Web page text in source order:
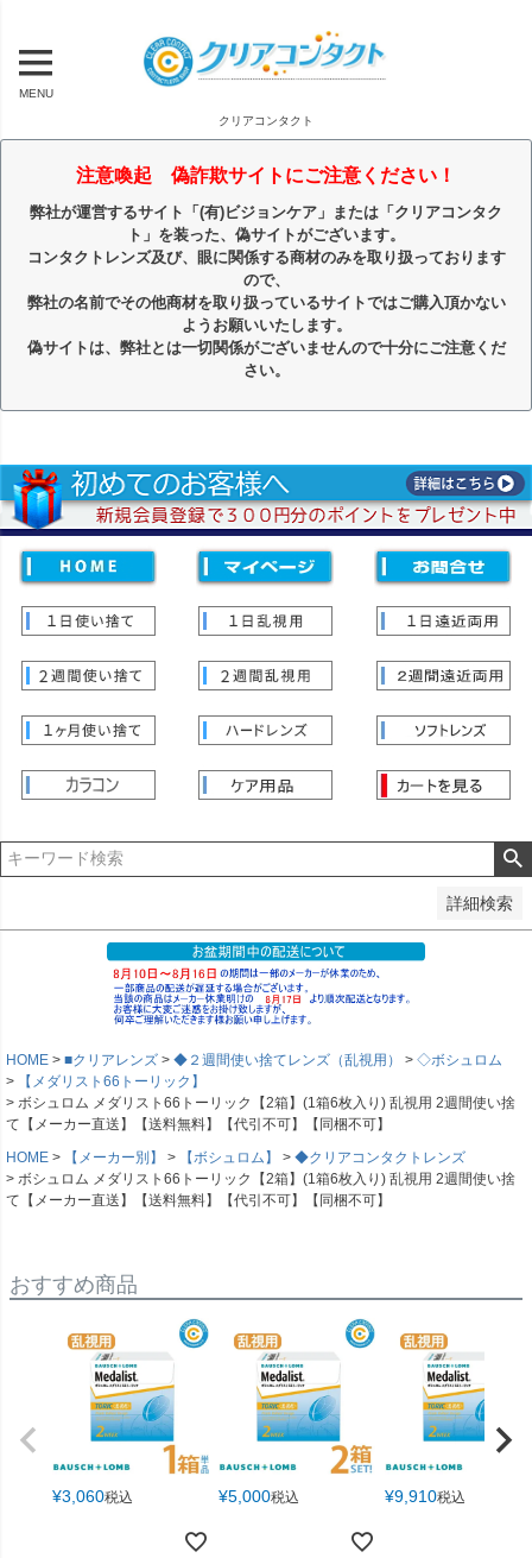
MENU
クリアコンタクト
注意喚起 偽詐欺サイトにご注意ください！
弊社が運営するサイト「(有)ビジョンケア」または「クリアコンタク
ト」を装った、偽サイトがございます。
コンタクトレンズ及び、眼に関係する商材のみを取り扱っております
ので、
弊社の名前でその他商材を取り扱っているサイトではご購入頂かない
ようお願いいたします。
偽サイトは、弊社とは一切関係がございませんので十分にご注意くだ
さい。
詳細検索
価格
〜
並び順
登録順
価格が高い順
レビュー順
キーワードヒット順
HOME ■クリアレンズ ◆２週間使い捨てレンズ（乱視用）
◇ボシュロム
【メダリスト66トーリック】
ボシュロム メダリスト66トーリック【2箱】(1箱6枚入り) 乱視用 2週間使い捨
て【メーカー直送】【送料無料】【代引不可】【同梱不可】
HOME
【メーカー別】 【ボシュロム】
◆クリアコンタクトレンズ
ボシュロム メダリスト66トーリック【2箱】(1箱6枚入り) 乱視用 2週間使い捨
て【メーカー直送】【送料無料】【代引不可】【同梱不可】
おすすめ商品
¥3,060税込 ¥5,000税込 ¥9,910税込